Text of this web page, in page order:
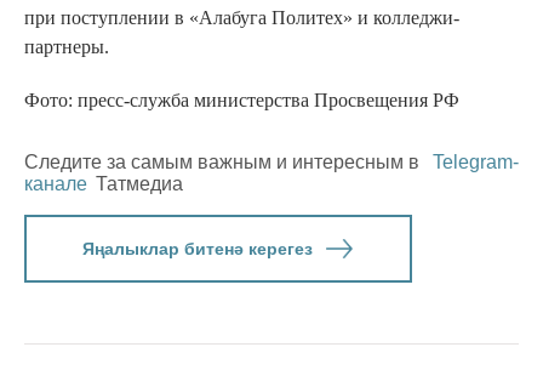
при поступлении в «Алабуга Политех» и колледжи-
партнеры.
Фото: пресс-служба министерства Просвещения РФ
Следите за самым важным и интересным в
Telegram-
канале Татмедиа
Яңалыклар битенә керегез